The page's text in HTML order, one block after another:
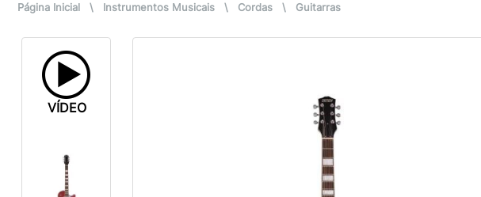
Página Inicial \ Instrumentos Musicais \ Cordas \ Guitarras
VÍDEO